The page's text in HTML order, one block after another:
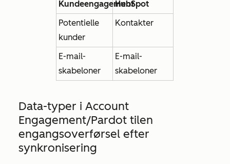
Kundeengagement
HubSpot
Potentielle
kunder
Kontakter
E-mail-
skabeloner
E-mail-
skabeloner
Data-typer i Account
Engagement/Pardot tilen
engangsoverførsel efter
synkronisering